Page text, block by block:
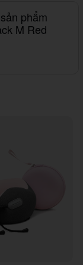
phẩm
M Red